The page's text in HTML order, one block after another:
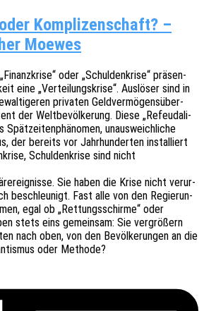
Komplizenschaft? –
Moewes
oder „Schul­den­kri­se“ präsen­
eine „Vertei­lungs­kri­se“. Auslö­ser sind in
priva­ten Geld­ver­mö­gens­über­
der Welt­be­völ­ke­rung. Diese „Refeu­da­li­
Spät­zei­ten­phä­no­men, unaus­weich­li­che
der bereits vor Jahr­hun­der­ten instal­liert
Schul­den­kri­se sind nicht
Sie haben die Krise nicht verur­
beschleu­nigt. Fast alle von den Regie­run­
egal ob „Rettungs­schir­me“ oder
stets eins gemein­sam: Sie vergrö­ßern
nach oben, von den Bevöl­ke­run­gen an die
oder Methode?